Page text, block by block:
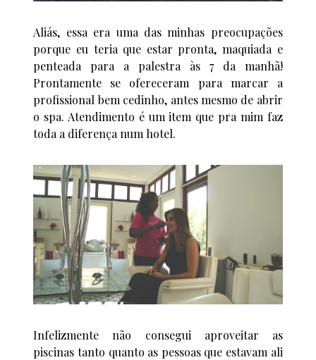
Aliás, essa era uma das minhas preocupações
porque eu teria que estar pronta, maquiada e
penteada para a palestra às 7 da manhã!
Prontamente se ofereceram para marcar a
profissional bem cedinho, antes mesmo de abrir
o spa. Atendimento é um item que pra mim faz
toda a diferença num hotel.
Infelizmente não consegui aproveitar as
piscinas tanto quanto as pessoas que estavam ali